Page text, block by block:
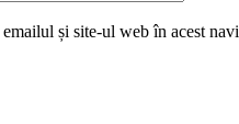
și site-ul web în acest